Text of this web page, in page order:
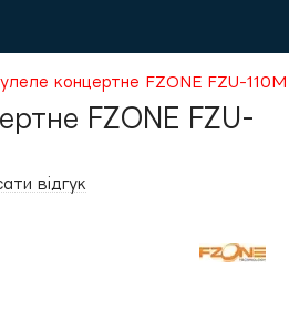
концертне FZONE FZU-110M
FZONE FZU-
відгук